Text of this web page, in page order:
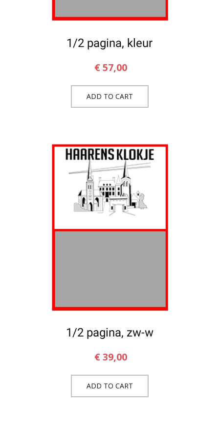
1/2 pagina, kleur
€57,00
ADD TO CART
1/2 pagina, zw-w
€39,00
ADD TO CART